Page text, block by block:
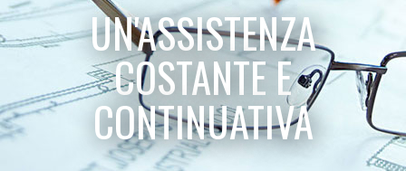
UN'ASSISTENZA
COSTANTE E
CONTINUATIVA